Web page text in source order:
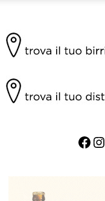
Facebook Instagram